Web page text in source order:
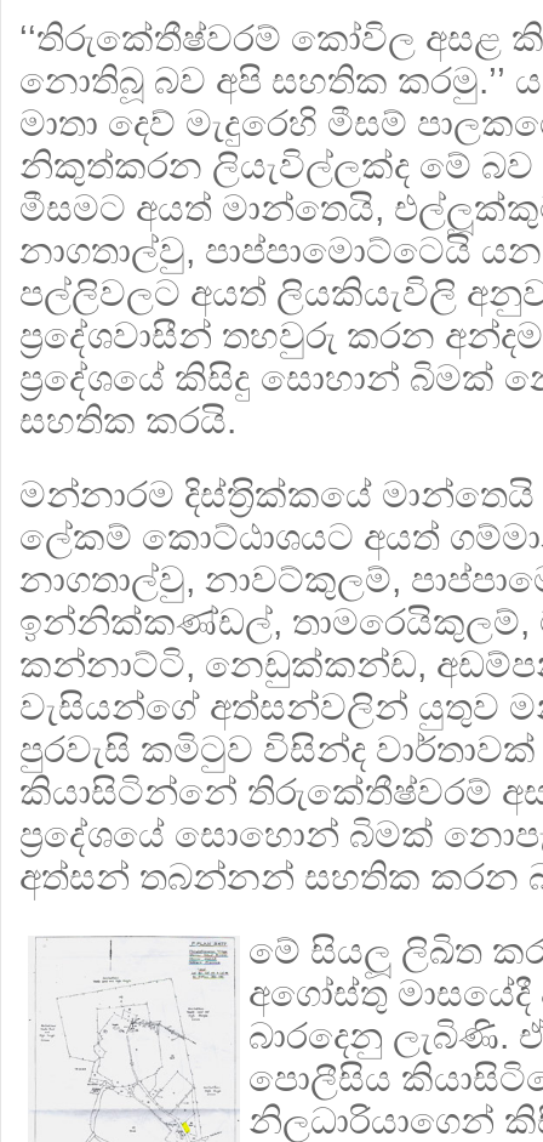
‘‘තිරුකේතීෂ්වරම් කෝවිල අසළ
නොතිබූ බව අපි සහතික කරමු.’’
මාතා දෙව් මැදුරෙහි මීසම්
නිකුත්කරන ලියැවිල්ලක්ද මේ බව
මීසමට අයත් මාන්තෙයි,
නාගතාල්වු, පාප්පාමොට්ටෙයි
පල්ලිවලට අයත් ලියකියැවිලි
ප‍්‍රදේශවාසීන් තහවුරු කරන
ප‍්‍රදේශයේ කිසිදු සොහාන් බිමක්
සහතික කරයි.
මන්නාරම දිස්ත‍්‍රික්කයේ මාන්තෙයි
ලේකම් කොට්ඨාශයට අයත්
නාගතාල්වු, නාවට්කුලම්,
ඉන්නික්කණ්ඩල්, තාමරෙයිකුලම්,
කන්නාට්ටි, නෙඩුක්කන්ඩ,
වැසියන්ගේ අත්සන්වලින් යුතුව
පුරවැසි කමිටුව විසින්ද
කියාසිටින්නේ තිරුකේතීෂ්වරම්
ප‍්‍රදේශයේ සොහොන් බිමක්
අත්සන් තබන්නන් සහතික කරන
මේ සියලූ ලිඛිත
අගෝස්තු
බාරදෙනු ලැබිණි.
පොලීසිය
නිලධාරියාගෙන්